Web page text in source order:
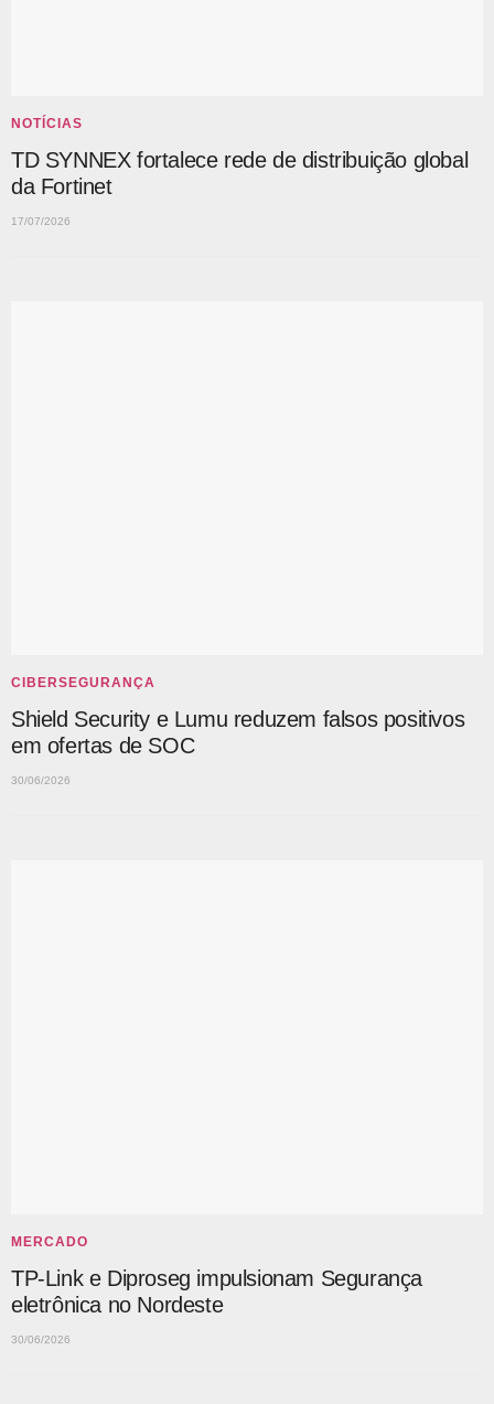
NOTÍCIAS
TD SYNNEX fortalece rede de distribuição global
da Fortinet
17/07/2026
CIBERSEGURANÇA
Shield Security e Lumu reduzem falsos positivos
em ofertas de SOC
30/06/2026
MERCADO
TP-Link e Diproseg impulsionam Segurança
eletrônica no Nordeste
30/06/2026